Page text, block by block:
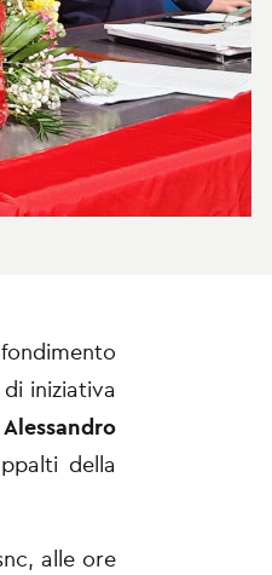
iniziativa
Alessandro
della
alle ore